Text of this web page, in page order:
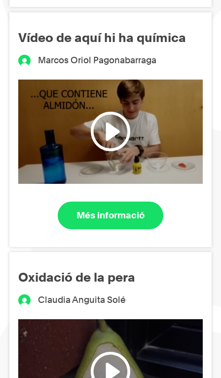
Vídeo de aquí hi ha química
Marcos Oriol Pagonabarraga
Més informació
Oxidació de la pera
Claudia Anguita Solé